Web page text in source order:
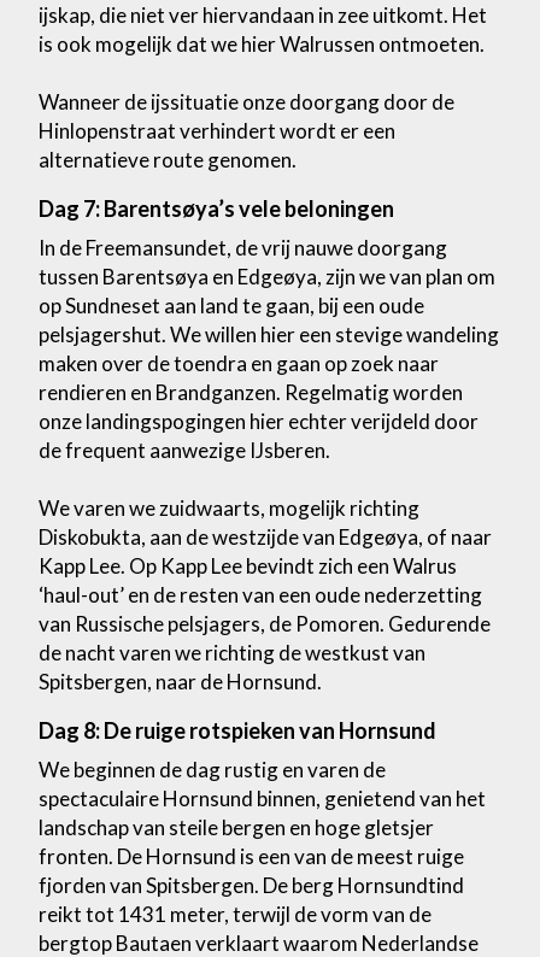
ijskap, die niet ver hiervandaan in zee uitkomt. Het
is ook mogelijk dat we hier Walrussen ontmoeten.
Wanneer de ijssituatie onze doorgang door de
Hinlopenstraat verhindert wordt er een
alternatieve route genomen.
Dag 7: Barentsøya’s vele beloningen
In de Freemansundet, de vrij nauwe doorgang
tussen Barentsøya en Edgeøya, zijn we van plan om
op Sundneset aan land te gaan, bij een oude
pelsjagershut. We willen hier een stevige wandeling
maken over de toendra en gaan op zoek naar
rendieren en Brandganzen. Regelmatig worden
onze landingspogingen hier echter verijdeld door
de frequent aanwezige IJsberen.
We varen we zuidwaarts, mogelijk richting
Diskobukta, aan de westzijde van Edgeøya, of naar
Kapp Lee. Op Kapp Lee bevindt zich een Walrus
‘haul-out’ en de resten van een oude nederzetting
van Russische pelsjagers, de Pomoren. Gedurende
de nacht varen we richting de westkust van
Spitsbergen, naar de Hornsund.
Dag 8: De ruige rotspieken van Hornsund
We beginnen de dag rustig en varen de
spectaculaire Hornsund binnen, genietend van het
landschap van steile bergen en hoge gletsjer
fronten. De Hornsund is een van de meest ruige
fjorden van Spitsbergen. De berg Hornsundtind
reikt tot 1431 meter, terwijl de vorm van de
bergtop Bautaen verklaart waarom Nederlandse